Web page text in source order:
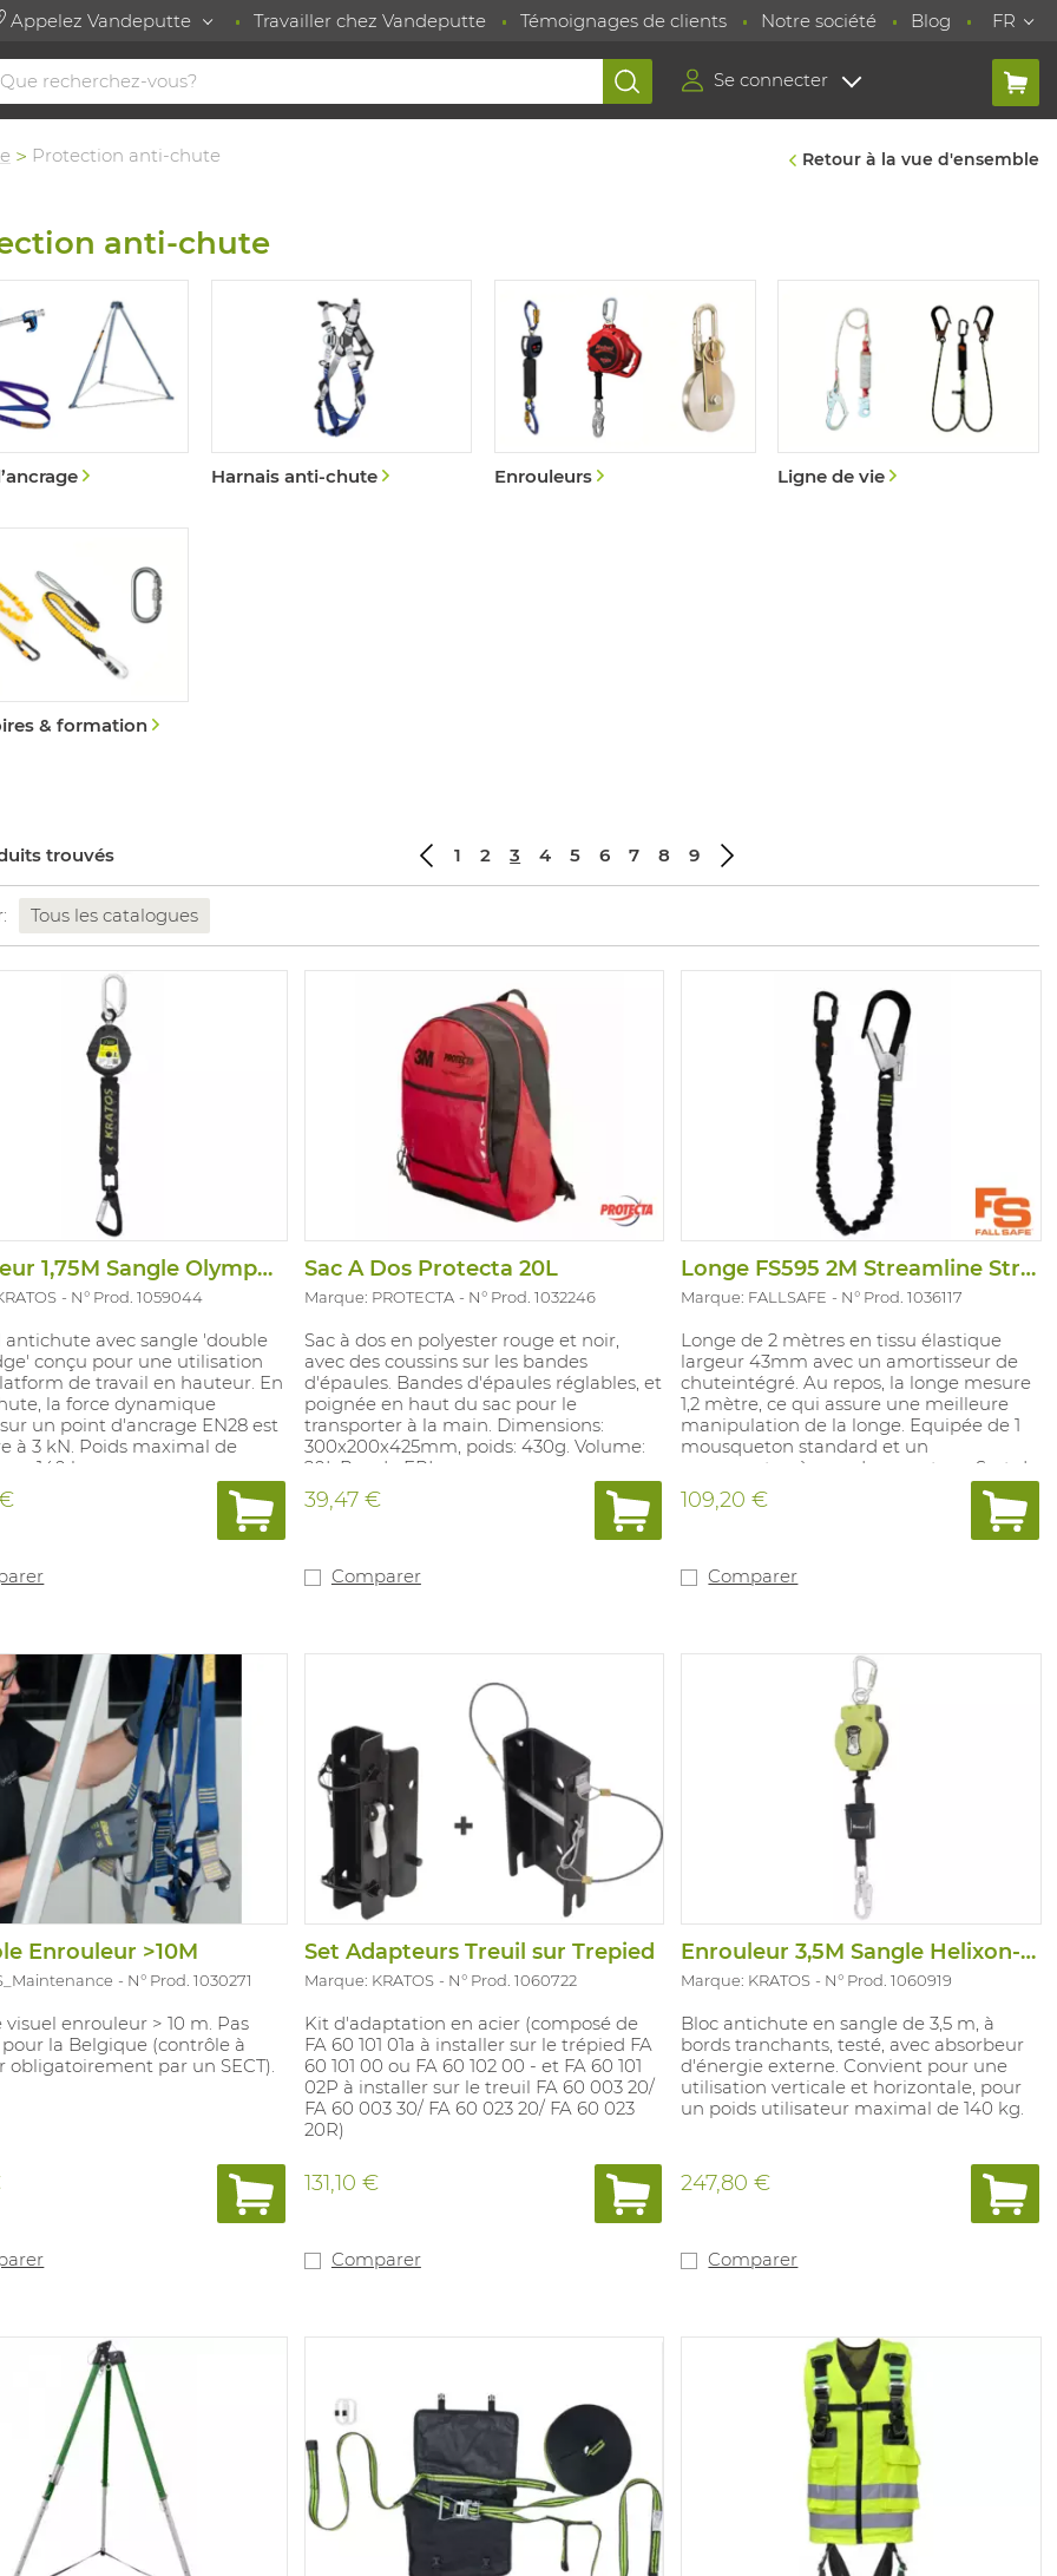
Appelez Vandeputte Travailler chez Vandeputte Témoignages de clients Notre société Blog FR
Se connecter
Protection anti-chute Retour à la vue d'ensemble
anti-chute
Harnais anti-chute Enrouleurs Ligne de vie
& formation
trouvés 1 2 3 4 5 6 7 8 9
Tous les catalogues
Enrouleur 1,75M Sangle Olympe-S Nacelle
N° Prod. 1059044
antichute avec sangle 'double
conçu pour une utilisation
de travail en hauteur. En
la force dynamique
un point d'ancrage EN28 est
à 3 kN. Poids maximal de
: 140 kg.
Sac A Dos Protecta 20L
Marque: PROTECTA N° Prod. 1032246
Sac à dos en polyester rouge et noir,
avec des coussins sur les bandes
d'épaules. Bandes d'épaules réglables, et
poignée en haut du sac pour le
transporter à la main. Dimensions:
300x200x425mm, poids: 430g. Volume:
20L.Pas de EPI.
39,47 €
Comparer
Longe FS595 2M Streamline Stretch
Marque: FALLSAFE N° Prod. 1036117
Longe de 2 mètres en tissu élastique
largeur 43mm avec un amortisseur de
chuteintégré. Au repos, la longe mesure
1,2 mètre, ce qui assure une meilleure
manipulation de la longe. Equipée de 1
mousqueton standard et un
mousqueton à grande ouverture. Sert de
lien entre le point d'ancrage et le
harnais.
109,20 €
Comparer
Enrouleur >10M
N° Prod. 1030271
enrouleur > 10 m. Pas
la Belgique (contrôle à
obligatoirement par un SECT).
Set Adapteurs Treuil sur Trepied
Marque: KRATOS N° Prod. 1060722
Kit d'adaptation en acier (composé de
FA 60 101 01a à installer sur le trépied FA
60 101 00 ou FA 60 102 00 - et FA 60 101
02P à installer sur le treuil FA 60 003 20/
FA 60 003 30/ FA 60 023 20/ FA 60 023
20R)
131,10 €
Comparer
Enrouleur 3,5M Sangle Helixon-S Sharp Ed
Marque: KRATOS N° Prod. 1060919
Bloc antichute en sangle de 3,5 m, à
bords tranchants, testé, avec absorbeur
d'énergie externe. Convient pour une
utilisation verticale et horizontale, pour
un poids utilisateur maximal de 140 kg.
247,80 €
Comparer